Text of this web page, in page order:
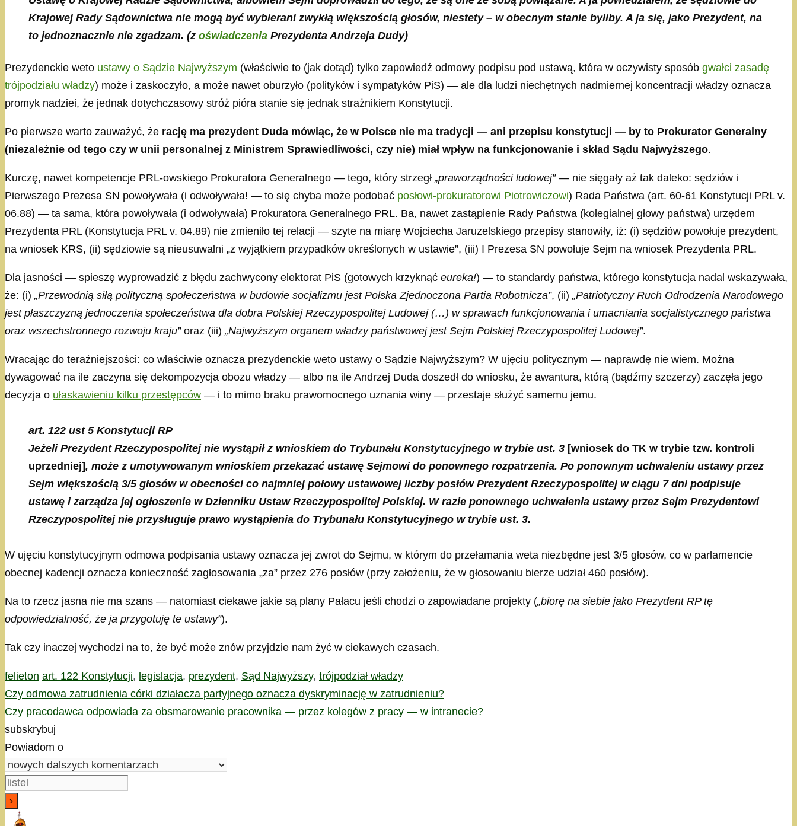
Krajowej Rady Sądownictwa nie mogą być wybierani zwykłą większością głosów, niestety – w obecnym stanie byliby. A ja się, jako Prezydent, na
to jednoznacznie nie zgadzam. (z oświadczenia Prezydenta Andrzeja Dudy)
Prezydenckie weto ustawy o Sądzie Najwyższym (właściwie to (jak dotąd) tylko zapowiedź odmowy podpisu pod ustawą, która w oczywisty sposób gwałci zasadę
trójpodziału władzy) może i zaskoczyło, a może nawet oburzyło (polityków i sympatyków PiS) — ale dla ludzi niechętnych nadmiernej koncentracji władzy oznacza
promyk nadziei, że jednak dotychczasowy stróż pióra stanie się jednak strażnikiem Konstytucji.
Po pierwsze warto zauważyć, że rację ma prezydent Duda mówiąc, że w Polsce nie ma tradycji — ani przepisu konstytucji — by to Prokurator Generalny
(niezależnie od tego czy w unii personalnej z Ministrem Sprawiedliwości, czy nie) miał wpływ na funkcjonowanie i skład Sądu Najwyższego.
Kurczę, nawet kompetencje PRL-owskiego Prokuratora Generalnego — tego, który strzegł „praworządności ludowej”— nie sięgały aż tak daleko: sędziów i
Pierwszego Prezesa SN powoływała (i odwoływała! — to się chyba może podobać posłowi-prokuratorowi Piotrowiczowi) Rada Państwa (art. 60-61 Konstytucji PRL v.
06.88) — ta sama, która powoływała (i odwoływała) Prokuratora Generalnego PRL. Ba, nawet zastąpienie Rady Państwa (kolegialnej głowy państwa) urzędem
Prezydenta PRL (Konstytucja PRL v. 04.89) nie zmieniło tej relacji — szyte na miarę Wojciecha Jaruzelskiego przepisy stanowiły, iż: (i) sędziów powołuje prezydent,
na wniosek KRS, (ii) sędziowie są nieusuwalni „z wyjątkiem przypadków określonych w ustawie”, (iii) I Prezesa SN powołuje Sejm na wniosek Prezydenta PRL.
Dla jasności — spieszę wyprowadzić z błędu zachwycony elektorat PiS (gotowych krzyknąć eureka!) — to standardy państwa, którego konstytucja nadal wskazywała,
że: (i) „Przewodnią siłą polityczną społeczeństwa w budowie socjalizmu jest Polska Zjednoczona Partia Robotnicza”, (ii) „Patriotyczny Ruch Odrodzenia Narodowego
jest płaszczyzną jednoczenia społeczeństwa dla dobra Polskiej Rzeczypospolitej Ludowej (…) w sprawach funkcjonowania i umacniania socjalistycznego państwa
oraz wszechstronnego rozwoju kraju”oraz (iii) „Najwyższym organem władzy państwowej jest Sejm Polskiej Rzeczypospolitej Ludowej”.
Wracając do teraźniejszości: co właściwie oznacza prezydenckie weto ustawy o Sądzie Najwyższym? W ujęciu politycznym — naprawdę nie wiem. Można
dywagować na ile zaczyna się dekompozycja obozu władzy — albo na ile Andrzej Duda doszedł do wniosku, że awantura, którą (bądźmy szczerzy) zaczęła jego
decyzja o ułaskawieniu kilku przestępców — i to mimo braku prawomocnego uznania winy — przestaje służyć samemu jemu.
art. 122 ust 5 Konstytucji RP
Jeżeli Prezydent Rzeczypospolitej nie wystąpił z wnioskiem do Trybunału Konstytucyjnego w trybie ust. 3 [wniosek do TK w trybie tzw. kontroli
uprzedniej], może z umotywowanym wnioskiem przekazać ustawę Sejmowi do ponownego rozpatrzenia. Po ponownym uchwaleniu ustawy przez
Sejm większością 3/5 głosów w obecności co najmniej połowy ustawowej liczby posłów Prezydent Rzeczypospolitej w ciągu 7 dni podpisuje
ustawę i zarządza jej ogłoszenie w Dzienniku Ustaw Rzeczypospolitej Polskiej. W razie ponownego uchwalenia ustawy przez Sejm Prezydentowi
Rzeczypospolitej nie przysługuje prawo wystąpienia do Trybunału Konstytucyjnego w trybie ust. 3.
W ujęciu konstytucyjnym odmowa podpisania ustawy oznacza jej zwrot do Sejmu, w którym do przełamania weta niezbędne jest 3/5 głosów, co w parlamencie
obecnej kadencji oznacza konieczność zagłosowania „za” przez 276 posłów (przy założeniu, że w głosowaniu bierze udział 460 posłów).
Na to rzecz jasna nie ma szans — natomiast ciekawe jakie są plany Pałacu jeśli chodzi o zapowiadane projekty („biorę na siebie jako Prezydent RP tę
odpowiedzialność, że ja przygotuję te ustawy”).
Tak czy inaczej wychodzi na to, że być może znów przyjdzie nam żyć w ciekawych czasach.
Kategorie
felieton Tagi
art. 122 Konstytucji, legislacja, prezydent, Sąd Najwyższy, trójpodział władzy
Czy odmowa zatrudnienia córki działacza partyjnego oznacza dyskryminację w zatrudnieniu?
Czy pracodawca odpowiada za obsmarowanie pracownika — przez kolegów z pracy — w intranecie?
subskrybuj
Powiadom o